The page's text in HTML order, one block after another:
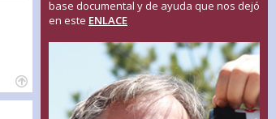
base documental y de ayuda que nos dejó
en este ENLACE